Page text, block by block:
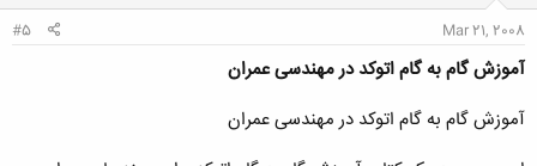
Mar 21, 2008
#5
آموزش گام به گام اتوکد در مهندسی عمران
آموزش گام به گام اتوکد در مهندسی عمران